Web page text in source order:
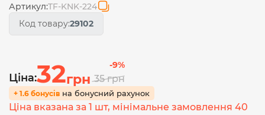
Артикул:TF-KNK-224
Код товару:29102
Ціна:32грн
-9%
35грн
+ 1.6 бонусів на бонусний рахунок
Ціна вказана за 1 шт, мінімальне замовлення 40